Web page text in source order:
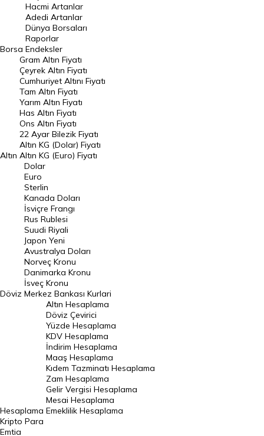
Hacmi Artanlar
Geçmiş Kapanışlar
Dünya Borsaları
Raporlar
Endeksler
DÖVİZ
Döviz Kuru
Dolar Kuru
Euro Kuru
Pound Kuru
Frank Kuru
Riyal Kuru
Avustralya Doları
Danimarka Kronu Kuru
Kanada Doları Kuru
Norveç Kronu Kuru
İsveç Kronu Kuru
Japon Yeni Kuru
Serbest Piyasa Döviz Kurları
Merkez Bankası Döviz Kurları
Altın Fiyatları
Gram Altın Fiyatı
Borsa
Hacmi Artanlar
Adedi Artanlar
Dünya Borsaları
Raporlar
Endeksler
Altın
Gram Altın Fiyatı
Çeyrek Altın Fiyatı
Cumhuriyet Altını Fiyatı
Tam Altın Fiyatı
Yarım Altın Fiyatı
Has Altın Fiyatı
Ons Altın Fiyatı
22 Ayar Bilezik Fiyatı
Altın KG (Dolar) Fiyatı
Altın KG (Euro) Fiyatı
Döviz
Dolar
Euro
Sterlin
Kanada Doları
İsviçre Frangı
Rus Rublesi
Suudi Riyali
Japon Yeni
Avustralya Doları
Norveç Kronu
Danimarka Kronu
İsveç Kronu
Merkez Bankası Kurlari
Hesaplama
Altın Hesaplama
Döviz Çevirici
Yüzde Hesaplama
KDV Hesaplama
İndirim Hesaplama
Maaş Hesaplama
Kıdem Tazminatı Hesaplama
Zam Hesaplama
Gelir Vergisi Hesaplama
Mesai Hesaplama
Emeklilik Hesaplama
Kripto Para
Emtia